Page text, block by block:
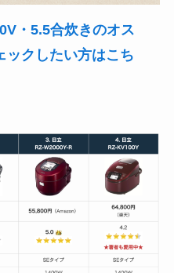
・5.5合炊きのオス
ックしたい方はこち